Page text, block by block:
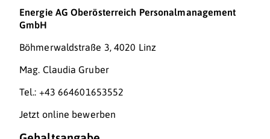
Energie AG Oberösterreich Personalmanagement
GmbH
Böhmerwaldstraße 3, 4020 Linz
Mag. Claudia Gruber
Tel.: +43 664601653552
Jetzt online bewerben